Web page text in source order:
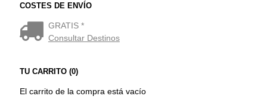
COSTES DE ENVÍO
GRATIS *
Consultar Destinos
TU CARRITO (0)
El carrito de la compra está vacío